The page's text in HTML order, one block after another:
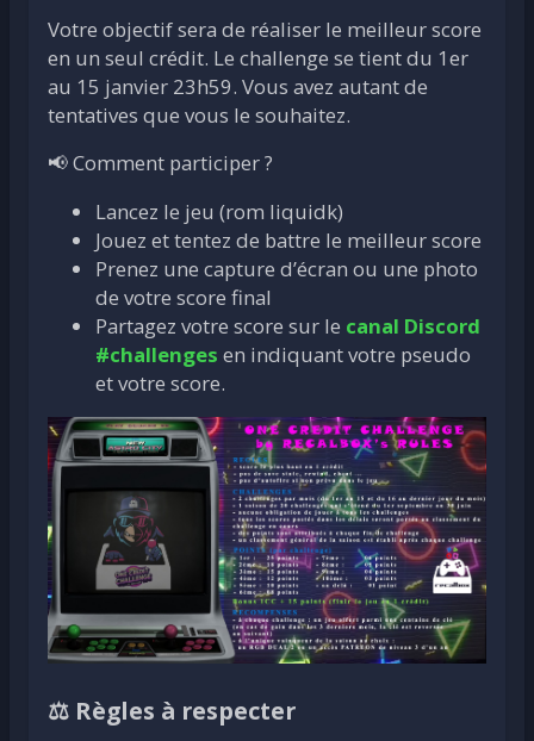
Votre objectif sera de réaliser le meilleur score
en un seul crédit. Le challenge se tient du 1er
au 15 janvier 23h59. Vous avez autant de
tentatives que vous le souhaitez.
📢 Comment participer ?
Lancez le jeu (rom liquidk)
Jouez et tentez de battre le meilleur score
Prenez une capture d’écran ou une photo
de votre score final
Partagez votre score sur le canal Discord
#challenges en indiquant votre pseudo
et votre score.
⚖️ Règles à respecter